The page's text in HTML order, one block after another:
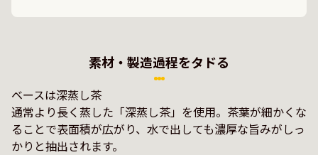
素材・製造過程をタドる
ベースは深蒸し茶
通常より長く蒸した「深蒸し茶」を使用。茶葉が細かくな
ることで表面積が広がり、水で出しても濃厚な旨みがしっ
かりと抽出されます。